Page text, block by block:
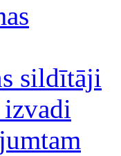
sildītāji